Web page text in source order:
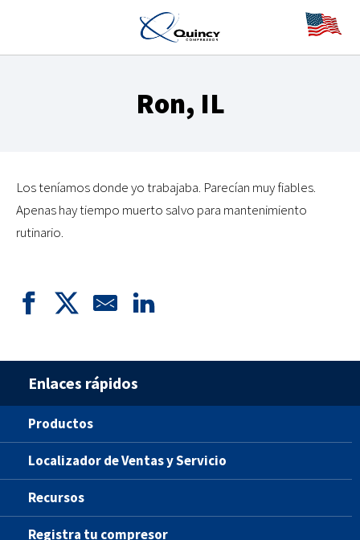
Ron, IL
Los teníamos donde yo trabajaba. Parecían muy fiables.
Apenas hay tiempo muerto salvo para mantenimiento
rutinario.
Enlaces rápidos
Productos
Localizador de Ventas y Servicio
Recursos
Registra tu compresor